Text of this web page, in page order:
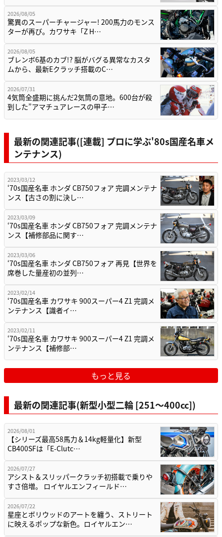
2026/08/05
驚異のスーパーチャージャー! 200馬力のモンス
ターが再び。カワサキ「Z H…
2026/08/05
ブレンボ6基のカブ!? 脳がバグる異常なカスタ
ムから、最新Eクラッチ搭載のC…
2026/07/31
4気筒全盛期に挑んだ2気筒の意地。600台が殺
到した”アマチュアレースの甲子…
最新の関連記事([連載] プロに学ぶ'80s国産名車メ
ンテナンス)
2023/03/12
‘70s国産名車 ホンダ CB750フォア 完調メンテナ
ンス【古さの割に決し…
2023/03/09
‘70s国産名車 ホンダ CB750フォア 完調メンテナ
ンス【補修部品に関す…
2023/03/06
‘70s国産名車 ホンダ CB750フォア 再見【世界を
席巻した量産初の並列…
2023/02/14
‘70s国産名車 カワサキ 900スーパー4 Z1 完調メ
ンテナンス【識者イ…
2023/02/11
‘70s国産名車 カワサキ 900スーパー4 Z1 完調メ
ンテナンス【補修部…
もっと見る
最新の関連記事(新型小型二輪 [251〜400cc])
2026/08/01
【シリーズ最高58馬力＆14kg軽量化】新型
CB400SFは「E-Clutc…
2026/07/27
アシスト＆スリッパークラッチ初搭載で乗りや
すさ倍増。 ロイヤルエンフィールド…
2026/07/22
星座とボリウッドのアートを纏う、ストリート
に映えるポップな新色。ロイヤルエン…